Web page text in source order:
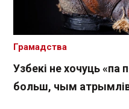
Узбекі не хочуць «па
больш, чым
Грамадства